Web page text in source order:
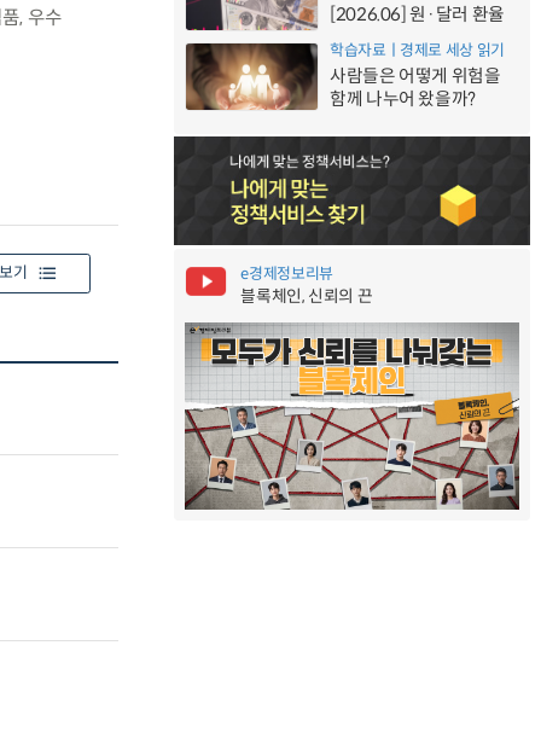
, 우수
기
[2026.06] 원·달러 환율
학습자료ㅣ경제로 세상 읽기
사람들은 어떻게 위험을
함께 나누어 왔을까?
e경제정보리뷰
블록체인, 신뢰의 끈